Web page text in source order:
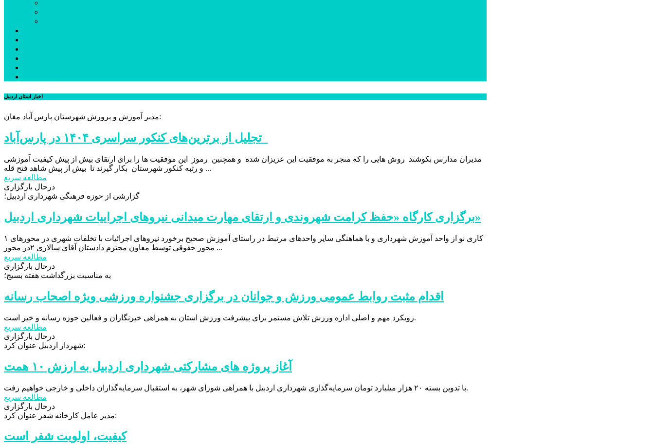
اخبار استان اردبیل
مدیر آموزش و پرورش شهرستان پارس آباد مغان:
مدیران مدارس بکوشند روش هایی را که منجر به موفقیت این عزیزان شده و همچنین رموز این موفقیت ها را برای ارتقای بیش از پیش کیفیت آموزشی
و رتبه کنکور شهرستان بکار گیرند تا بیش از پیش شاهد فتح قله ...
مطالعه سریع
درحال بارگزاری
گزارشی از حوزه فرهنگی شهرداری اردبیل؛
برگزاری کارگاه «حفظ کرامت شهروندی و ارتقای مهارت میدانی نیروهای اجراییات شهرداری اردبیل»
کاری نو از واحد آموزش شهرداری و با هماهنگی سایر واحدهای مرتبط در راستای آموزش صحیح برخورد نیروهای اجرائیات با تخلفات شهری در محورهای ۱
محور حقوقی توسط معاون محترم دادستان آقای سالاری ۲در محور ...
مطالعه سریع
درحال بارگزاری
به مناسبت بزرگداشت هفته بسیج؛
اقدام مثبت روابط عمومی ورزش و جوانان در برگزاری جشنواره ورزشی ویژه اصحاب رسانه
رویکرد مهم و اصلی اداره ورزش تلاش مستمر برای پیشرفت ورزش استان به همراهی خبرنگاران و فعالین حوزه رسانه و خبر است.
مطالعه سریع
درحال بارگزاری
شهردار اردبیل عنوان کرد:
آغاز پروژه های مشارکتی شهرداری اردبیل به ارزش ۱۰ همت
با تدوین بسته ۲۰ هزار میلیارد تومان سرمایه‌گذاری شهرداری اردبیل با همراهی شورای شهر، به استقبال سرمایه‌گذاران داخلی و خارجی خواهیم رفت.
مطالعه سریع
درحال بارگزاری
مدیر عامل کارخانه شفر عنوان کرد:
کیفیت، اولویت شفر است